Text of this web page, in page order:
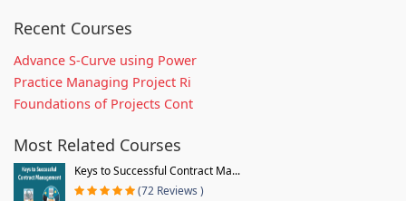
Recent Courses
Advance S-Curve using Power
Practice Managing Project Ri
Foundations of Projects Cont
Most Related Courses
Keys to Successful Contract Ma...
(72 Reviews )